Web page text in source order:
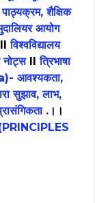
पाठ्यक्रम, शैक्षिक
आयोग
IIविश्वविद्यालय
नोट्सIIत्रिभाषा
आवश्यकता,
सुझाव, लाभ,
. ।।